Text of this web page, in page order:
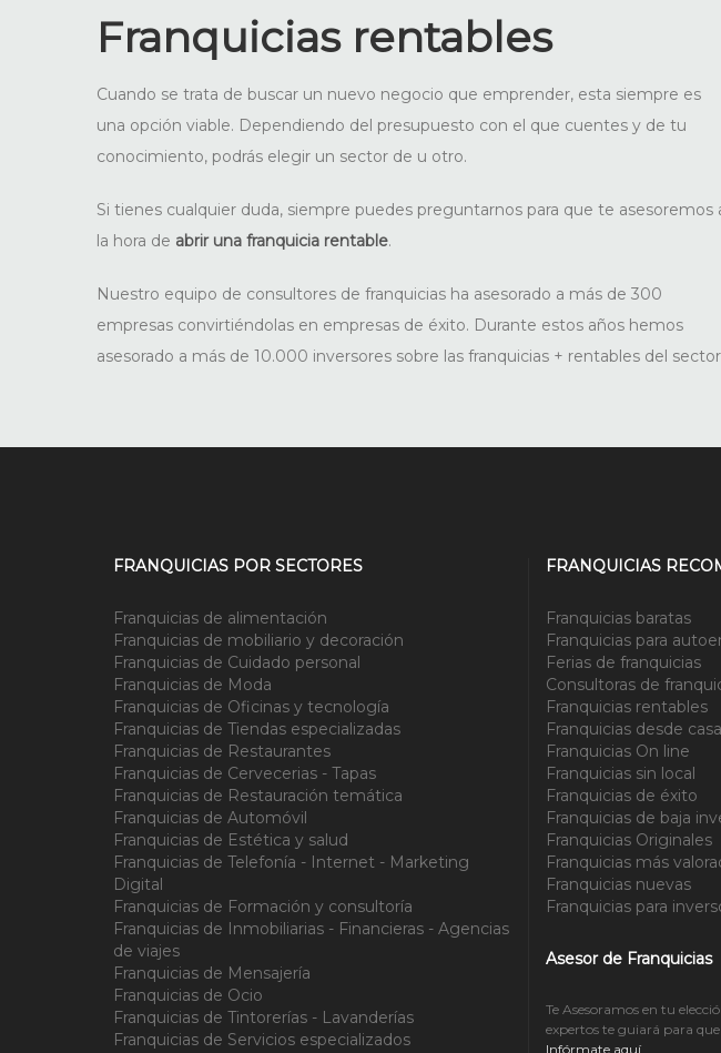
Franquicias rentables
Cuando se trata de buscar un nuevo negocio que emprender, esta siempre es
una opción viable. Dependiendo del presupuesto con el que cuentes y de tu
conocimiento, podrás elegir un sector de u otro.
Si tienes cualquier duda, siempre puedes preguntarnos para que te asesoremos
la hora de abrir una franquicia rentable.
Nuestro equipo de consultores de franquicias ha asesorado a más de 300
empresas convirtiéndolas en empresas de éxito. Durante estos años hemos
asesorado a más de 10.000 inversores sobre las franquicias + rentables del sector
FRANQUICIAS POR SECTORES
Franquicias de alimentación
Franquicias de mobiliario y decoración
Franquicias de Cuidado personal
Franquicias de Moda
Franquicias de Oficinas y tecnología
Franquicias de Tiendas especializadas
Franquicias de Restaurantes
Franquicias de Cervecerias - Tapas
Franquicias de Restauración temática
Franquicias de Automóvil
Franquicias de Estética y salud
Franquicias de Telefonía - Internet - Marketing
Digital
Franquicias de Formación y consultoría
Franquicias de Inmobiliarias - Financieras - Agencias
de viajes
Franquicias de Mensajería
Franquicias de Ocio
Franquicias de Tintorerías - Lavanderías
Franquicias de Servicios especializados
FRANQUICIAS
Franquicias baratas
Franquicias para
Ferias de franquicias
Consultoras de
Franquicias rentables
Franquicias desde casa
Franquicias On line
Franquicias sin local
Franquicias de éxito
Franquicias de baja
Franquicias Originales
Franquicias más
Franquicias nuevas
Franquicias para
Asesor de Franquicias
Te Asesoramos en tu
expertos te guiará para
Infórmate aquí